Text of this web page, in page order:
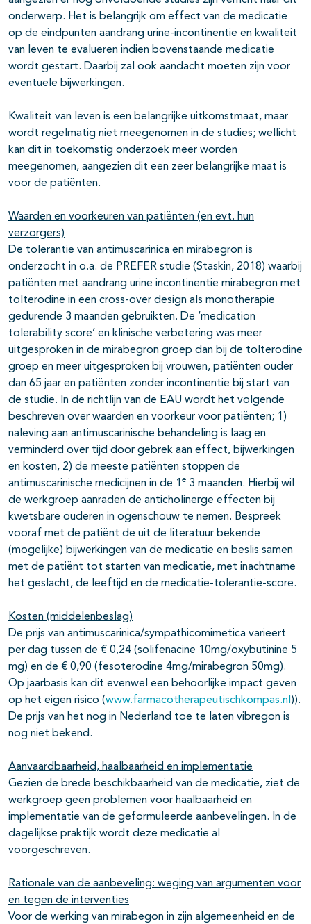
onderwerp. Het is belangrijk om effect van de medicatie
op de eindpunten aandrang urine-incontinentie en kwaliteit
van leven te evalueren indien bovenstaande medicatie
wordt gestart. Daarbij zal ook aandacht moeten zijn voor
eventuele bijwerkingen.
Kwaliteit van leven is een belangrijke uitkomstmaat, maar
wordt regelmatig niet meegenomen in de studies; wellicht
kan dit in toekomstig onderzoek meer worden
meegenomen, aangezien dit een zeer belangrijke maat is
voor de patiënten.
Waarden en voorkeuren van patiënten (en evt. hun
verzorgers)
De tolerantie van antimuscarinica en mirabegron is
onderzocht in o.a. de PREFER studie (Staskin, 2018) waarbij
patiënten met aandrang urine incontinentie mirabegron met
tolterodine in een cross-over design als monotherapie
gedurende 3 maanden gebruikten. De ‘medication
tolerability score’ en klinische verbetering was meer
uitgesproken in de mirabegron groep dan bij de tolterodine
groep en meer uitgesproken bij vrouwen, patiënten ouder
dan 65 jaar en patiënten zonder incontinentie bij start van
de studie. In de richtlijn van de EAU wordt het volgende
beschreven over waarden en voorkeur voor patiënten; 1)
naleving aan antimuscarinische behandeling is laag en
verminderd over tijd door gebrek aan effect, bijwerkingen
en kosten, 2) de meeste patiënten stoppen de
antimuscarinische medicijnen in de 1 e 3 maanden. Hierbij wil
de werkgroep aanraden de anticholinerge effecten bij
kwetsbare ouderen in ogenschouw te nemen. Bespreek
vooraf met de patiënt de uit de literatuur bekende
(mogelijke) bijwerkingen van de medicatie en beslis samen
met de patiënt tot starten van medicatie, met inachtname
het geslacht, de leeftijd en de medicatie-tolerantie-score.
Kosten (middelenbeslag)
De prijs van antimuscarinica/sympathicomimetica varieert
per dag tussen de € 0,24 (solifenacine 10mg/oxybutinine 5
mg) en de € 0,90 (fesoterodine 4mg/mirabegron 50mg).
Op jaarbasis kan dit evenwel een behoorlijke impact geven
op het eigen risico (www.farmacotherapeutischkompas.nl )).
De prijs van het nog in Nederland toe te laten vibregon is
nog niet bekend.
Aanvaardbaarheid, haalbaarheid en implementatie
Gezien de brede beschikbaarheid van de medicatie, ziet de
werkgroep geen problemen voor haalbaarheid en
implementatie van de geformuleerde aanbevelingen. In de
dagelijkse praktijk wordt deze medicatie al
voorgeschreven.
Rationale van de aanbeveling: weging van argumenten voor
en tegen de interventies
Voor de werking van mirabegon in zijn algemeenheid en de